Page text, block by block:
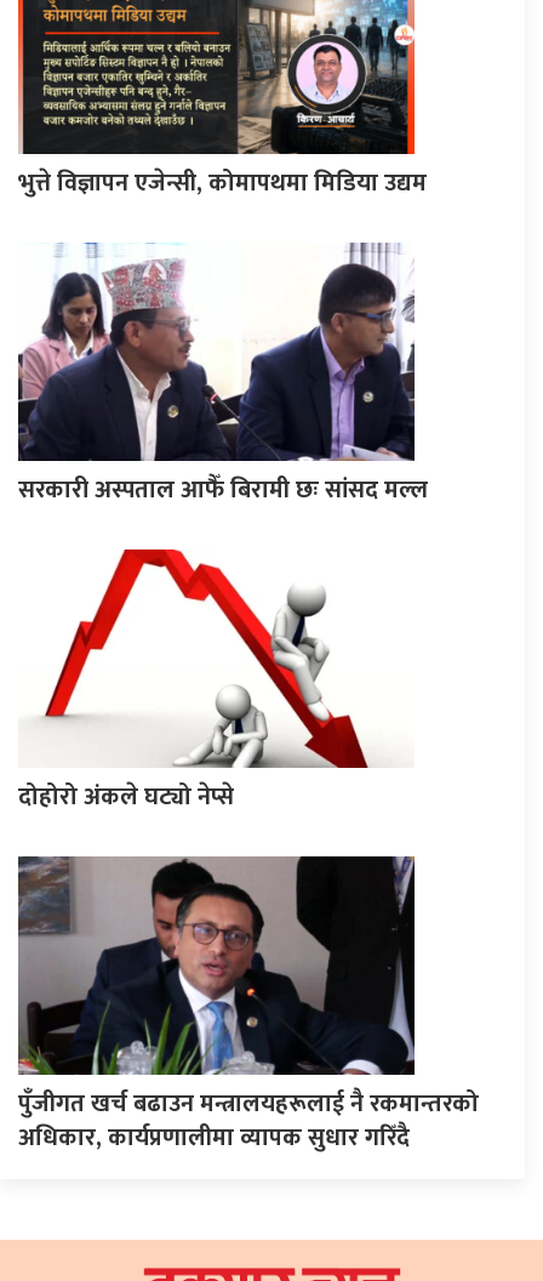
भुत्ते विज्ञापन एजेन्सी, कोमापथमा मिडिया उद्यम
सरकारी अस्पताल आफैँ बिरामी छः सांसद मल्ल
दोहोरो अंकले घट्यो नेप्से
पुँजीगत खर्च बढाउन मन्त्रालयहरूलाई नै रकमान्तरको
अधिकार, कार्यप्रणालीमा व्यापक सुधार गरिँदै